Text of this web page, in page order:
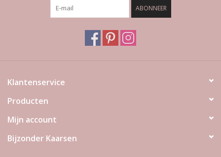
ABONNEER
Klantenservice
Producten
Mijn account
Bijzonder Kaarsen